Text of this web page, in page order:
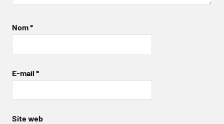
Nom*
E-mail *
Site web